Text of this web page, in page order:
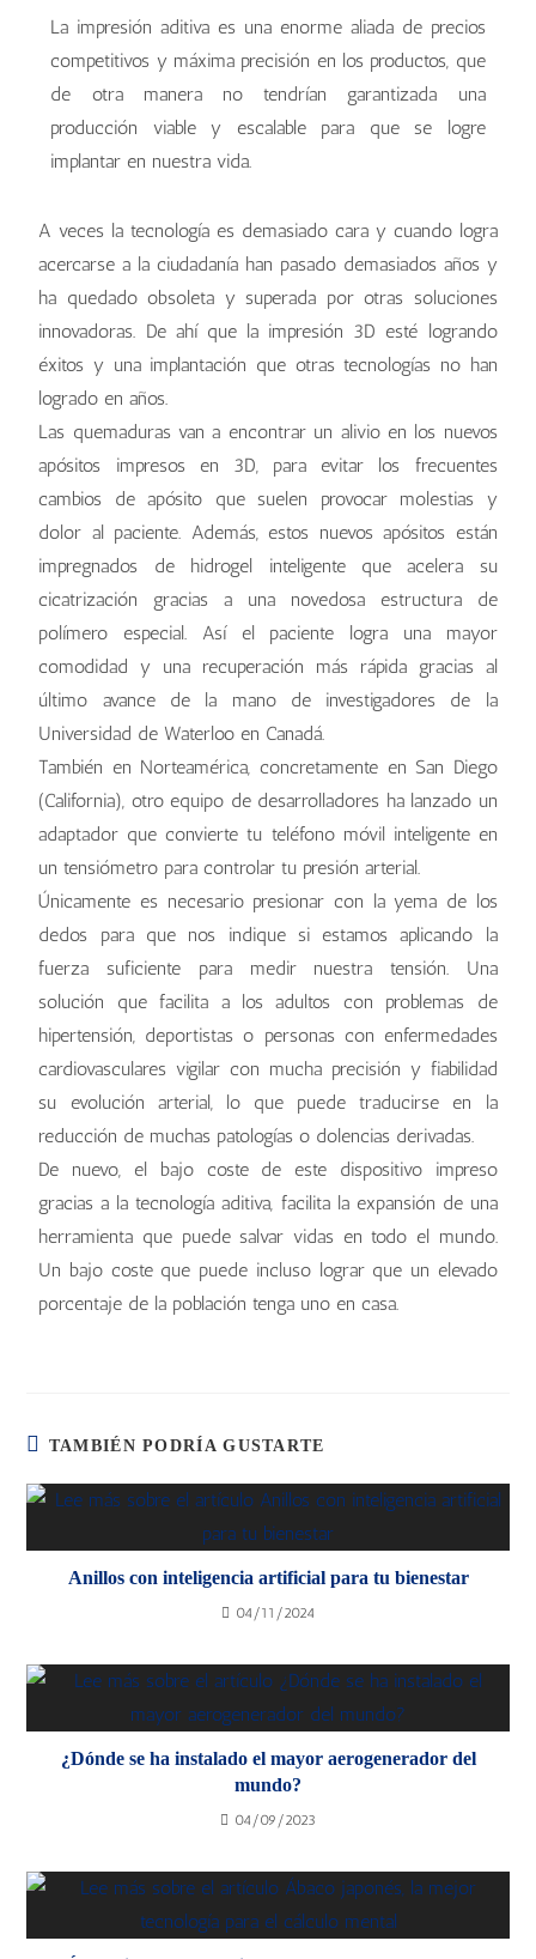
La impresión aditiva es una enorme aliada de precios
competitivos y máxima precisión en los productos, que
de otra manera no tendrían garantizada una
producción viable y escalable para que se logre
implantar en nuestra vida.
A veces la tecnología es demasiado cara y cuando logra
acercarse a la ciudadanía han pasado demasiados años y
ha quedado obsoleta y superada por otras soluciones
innovadoras. De ahí que la impresión 3D esté logrando
éxitos y una implantación que otras tecnologías no han
logrado en años.
Las quemaduras van a encontrar un alivio en los nuevos
apósitos impresos en 3D, para evitar los frecuentes
cambios de apósito que suelen provocar molestias y
dolor al paciente. Además, estos nuevos apósitos están
impregnados de hidrogel inteligente que acelera su
cicatrización gracias a una novedosa estructura de
polímero especial. Así el paciente logra una mayor
comodidad y una recuperación más rápida gracias al
último avance de la mano de investigadores de la
Universidad de Waterloo en Canadá.
También en Norteamérica, concretamente en San Diego
(California), otro equipo de desarrolladores ha lanzado un
adaptador que convierte tu teléfono móvil inteligente en
un tensiómetro para controlar tu presión arterial.
Únicamente es necesario presionar con la yema de los
dedos para que nos indique si estamos aplicando la
fuerza suficiente para medir nuestra tensión. Una
solución que facilita a los adultos con problemas de
hipertensión, deportistas o personas con enfermedades
cardiovasculares vigilar con mucha precisión y fiabilidad
su evolución arterial, lo que puede traducirse en la
reducción de muchas patologías o dolencias derivadas.
De nuevo, el bajo coste de este dispositivo impreso
gracias a la tecnología aditiva, facilita la expansión de una
herramienta que puede salvar vidas en todo el mundo.
Un bajo coste que puede incluso lograr que un elevado
porcentaje de la población tenga uno en casa.
TAMBIÉN PODRÍA GUSTARTE
Anillos con inteligencia artificial para tu bienestar
04/11/2024
¿Dónde se ha instalado el mayor aerogenerador del
mundo?
04/09/2023